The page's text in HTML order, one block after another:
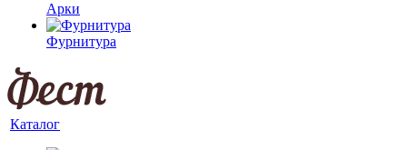
Арки
Фурнитура
Каталог